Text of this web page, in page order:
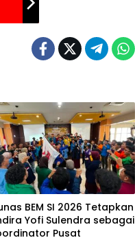
BEM SI 2026 Tetapkan
Yofi Sulendra sebagai
Pusat